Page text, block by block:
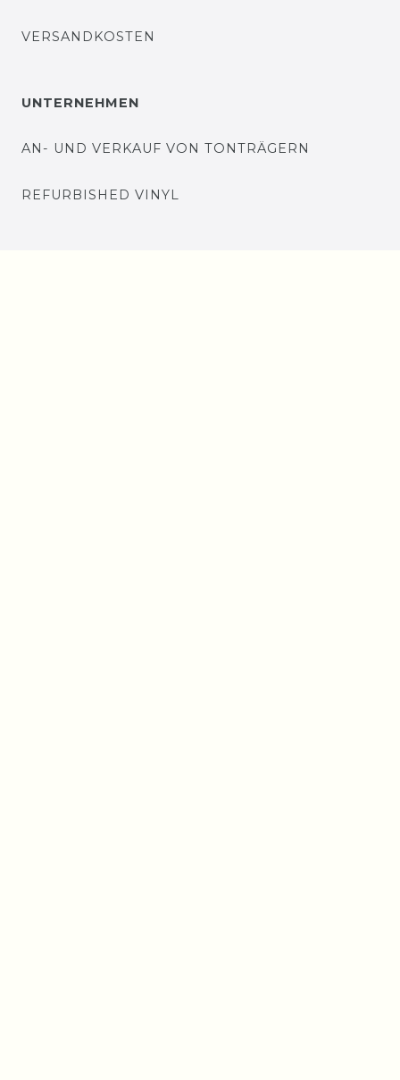
VERSANDKOSTEN
UNTERNEHMEN
AN- UND VERKAUF VON TONTRÄGERN
REFURBISHED VINYL